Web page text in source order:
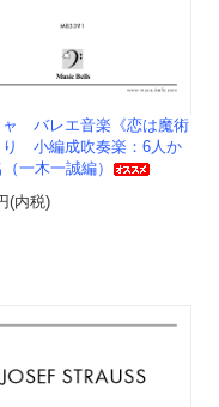
ャ バレエ音楽《恋は魔術
り 小編成吹奏楽：6人か
一木一誠編）
(内税)